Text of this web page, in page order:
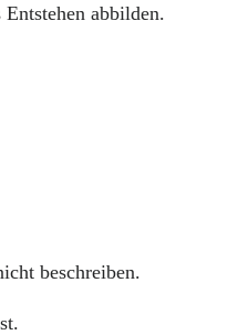
abbilden.
beschreiben.